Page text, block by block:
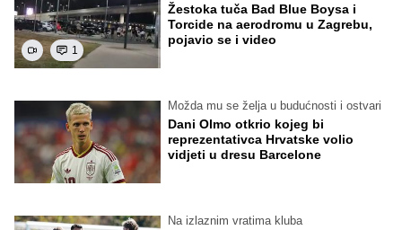
1
Žestoka tuča Bad Blue Boysa i
Torcide na aerodromu u Zagrebu,
pojavio se i video
Možda mu se želja u budućnosti i ostvari
Dani Olmo otkrio kojeg bi
reprezentativca Hrvatske volio
vidjeti u dresu Barcelone
Na izlaznim vratima kluba